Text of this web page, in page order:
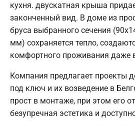
кухня. двускатная крыша
законченный вид. В доме из
бруса выбранного сечения
мм) сохраняется тепло,
комфортного проживания даже
Компания предлагает проекты
под ключ и их возведение в
прост в монтаже, при этом его
безупречная эстетика и